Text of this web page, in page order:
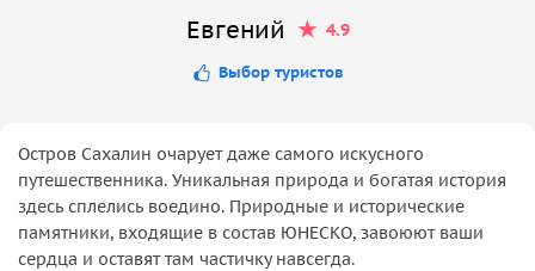
Евгений 4.9
Выбор туристов
Остров Сахалин очарует даже самого искусного
путешественника. Уникальная природа и богатая история
здесь сплелись воедино. Природные и исторические
памятники, входящие в состав ЮНЕСКО, завоюют ваши
сердца и оставят там частичку навсегда.